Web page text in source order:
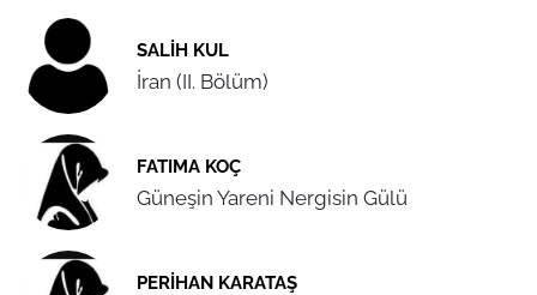
SALIH KUL
İran (II. Bölüm)
FATIMA KOÇ
Güneşin Yareni Nergisin Gülü
PERIHAN KARATAŞ